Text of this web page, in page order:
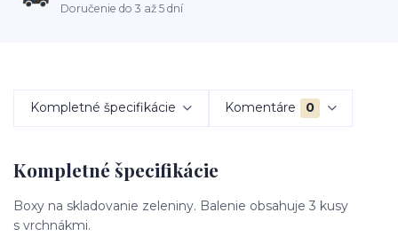
Doručenie do 3 až 5 dní
Kompletné špecifikácie Komentáre 0
Kompletné špecifikácie
Boxy na skladovanie zeleniny. Balenie obsahuje 3 kusy
s vrchnákmi.